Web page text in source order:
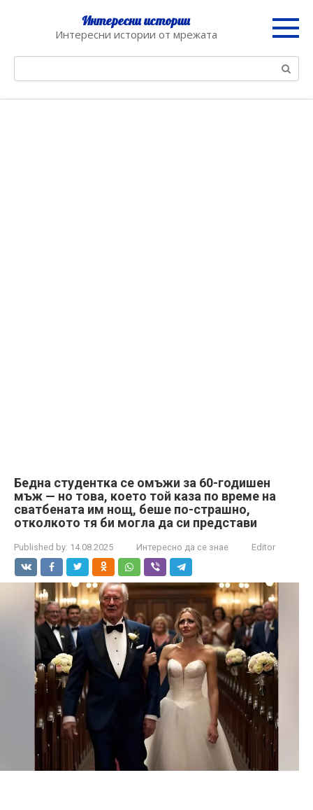
Интересни истории
Интересни истории от мрежата
Бедна студентка се омъжи за 60-годишен
мъж — но това, което той каза по време на
сватбената им нощ, беше по-страшно,
отколкото тя би могла да си представи
Published by: 14.08.2025 Интересно да се знае Editor